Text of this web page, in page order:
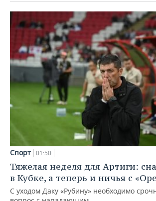
Спорт 01:50
Тяжелая неделя для Артиги:
в Кубке, а теперь и ничья с
С уходом Даку «Рубину» необходимо